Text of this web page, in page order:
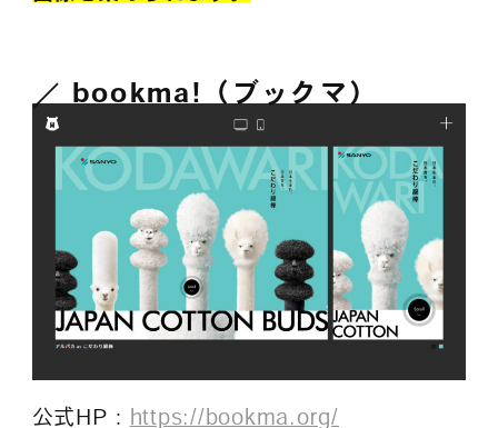
bookma!（ブックマ）
公式HP： https://bookma.org/